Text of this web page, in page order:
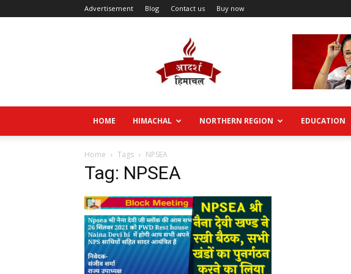
Advertisement Blog Contact us Buy now
HOME HIMACHAL NORTHERN REGION EDUCATION
Home Tags NPSEA
Tag: NPSEA